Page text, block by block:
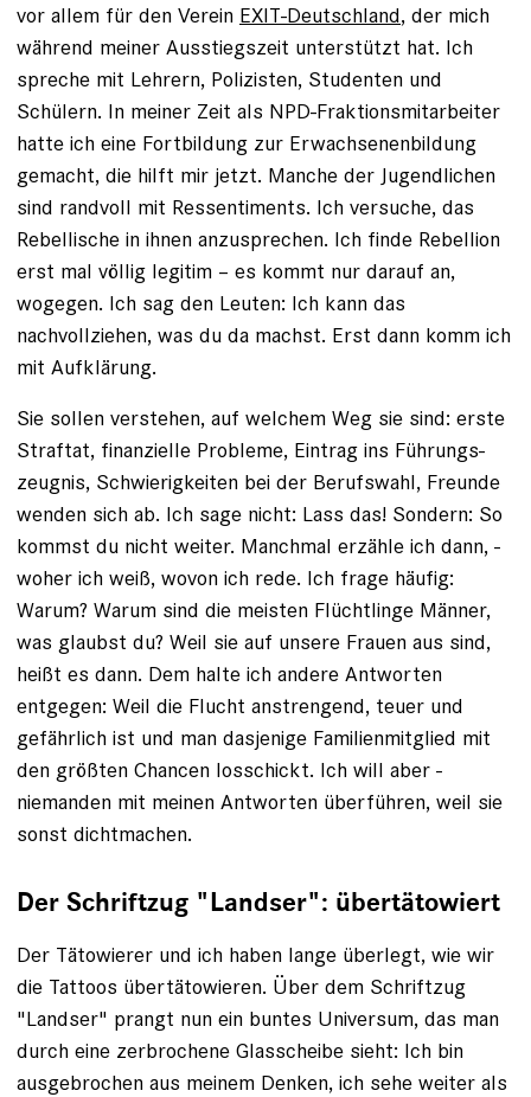
vor allem für den Verein EXIT-Deutschland, der mich
während meiner Ausstiegszeit unterstützt hat. Ich
spreche mit Lehrern, Polizisten, Studenten und
Schülern. In meiner Zeit als NPD-Fraktionsmitarbeiter
hatte ich eine Fortbildung zur Erwachsenenbildung
gemacht, die hilft mir jetzt. Manche der Jugendlichen
sind randvoll mit Ressentiments. Ich versuche, das
Rebellische in ihnen ­anzusprechen. Ich finde Rebellion
erst mal völlig legitim – es kommt nur darauf an,
wogegen. Ich sag den Leuten: Ich kann das
nachvollziehen, was du da machst. Erst dann komm ich
mit Aufklärung.
Sie sollen verstehen, auf welchem Weg sie sind: erste
Straftat, finanzielle Probleme, Eintrag ins Führungs­
zeugnis, Schwierigkeiten bei der Berufswahl, Freunde
wenden sich ab. Ich sage nicht: Lass das! Sondern: So
kommst du nicht weiter. Manchmal erzähle ich dann, ­
woher ich weiß, wovon ich rede. Ich frage häufig:
Warum? Warum sind die meisten Flüchtlinge Männer,
was glaubst du? Weil sie auf ­unsere Frauen aus sind,
heißt es dann. Dem halte ich ­andere ­Antworten
entgegen: Weil die Flucht anstrengend, ­teuer und
gefährlich ist und man dasjenige Familienmitglied mit
den größten Chancen losschickt. Ich will aber ­
niemanden mit meinen Antworten überführen, weil sie
sonst dichtmachen.
Der Schriftzug "Landser": übertätowiert
Der Tätowierer und ich haben lange überlegt, wie wir
die Tattoos übertätowieren. Über dem Schriftzug
"Landser" prangt nun ein buntes Universum, das man
durch eine zerbrochene Glasscheibe sieht: Ich bin
ausgebrochen aus meinem Denken, ich sehe weiter als